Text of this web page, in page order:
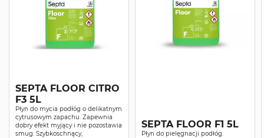
SEPTA FLOOR CITRO
F3 5L
Płyn do mycia podłóg o delikatnym
cytrusowym zapachu. Zapewnia
dobry efekt myjący i nie pozostawia
smug. Szybkoschnący,
SEPTA FLOOR F1 5L
Płyn do pielęgnacji podłóg.